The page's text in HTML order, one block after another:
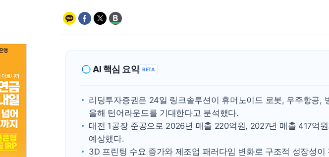
뉴욕
보훈
트럼
[사진]
이란
남동발
AI 핵심 요약 BETA
리딩투자증권은 24일 링크솔루션이 휴머노이드 로봇, 우주항공,
올해 턴어라운드를 기대한다고 분석했다.
대전 1공장 준공으로 2026년 매출 220억원, 2027년 매출 417억
예상했다.
3D 프린팅 수요 증가와 제조업 패러다임 변화로 구조적 성장성이